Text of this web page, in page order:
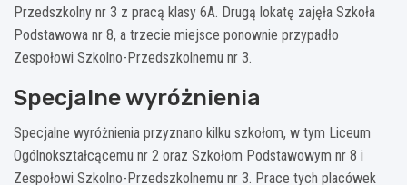
Przedszkolny nr 3 z pracą klasy 6A. Drugą lokatę zajęła Szkoła
Podstawowa nr 8, a trzecie miejsce ponownie przypadło
Zespołowi Szkolno-Przedszkolnemu nr 3.
Specjalne wyróżnienia
Specjalne wyróżnienia przyznano kilku szkołom, w tym Liceum
Ogólnokształcącemu nr 2 oraz Szkołom Podstawowym nr 8 i
Zespołowi Szkolno-Przedszkolnemu nr 3. Prace tych placówek